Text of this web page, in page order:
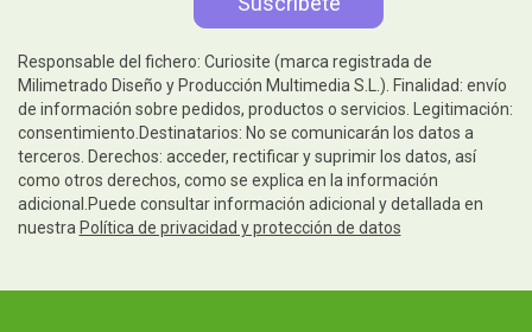
Responsable del fichero: Curiosite (marca registrada de
Milimetrado Diseño y Producción Multimedia S.L.). Finalidad: envío
de información sobre pedidos, productos o servicios. Legitimación:
consentimiento.Destinatarios: No se comunicarán los datos a
terceros. Derechos: acceder, rectificar y suprimir los datos, así
como otros derechos, como se explica en la información
adicional.Puede consultar información adicional y detallada en
nuestra Política de privacidad y protección de datos